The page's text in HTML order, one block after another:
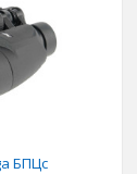
БПЦс